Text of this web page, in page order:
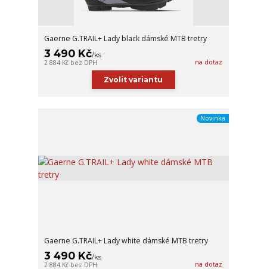
Gaerne G.TRAIL+ Lady black dámské MTB tretry
3 490 Kč/ks
2 884 Kč bez DPH na dotaz
Zvolit variantu
Novinka
Gaerne G.TRAIL+ Lady white dámské MTB tretry
3 490 Kč/ks
2 884 Kč bez DPH na dotaz